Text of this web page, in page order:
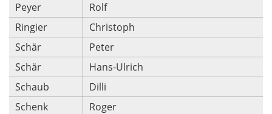
Peyer
Rolf
Ringier
Christoph
Schär
Peter
Schär
Hans-Ulrich
Schaub
Dilli
Schenk
Roger